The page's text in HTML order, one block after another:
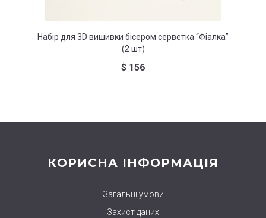
Набір для 3D вишивки бісером серветка “Фіалка”
(2 шт)
$ 156
КОРИСНА ІНФОРМАЦІЯ
Загальні умови
Захист даних